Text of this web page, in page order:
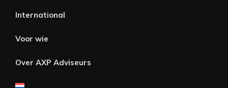
International
Voor wie
Over AXP Adviseurs